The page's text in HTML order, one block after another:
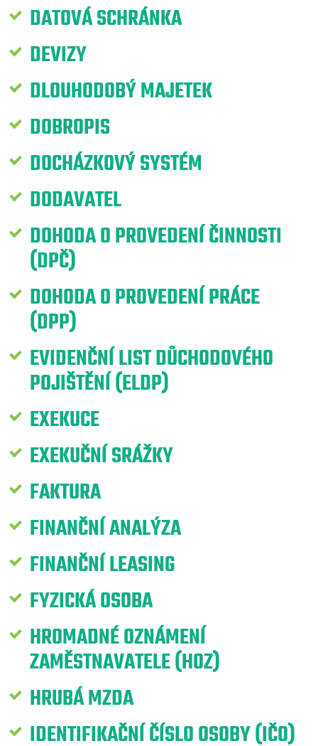
DATOVÁ SCHRÁNKA
DEVIZY
DLOUHODOBÝ MAJETEK
DOBROPIS
DOCHÁZKOVÝ SYSTÉM
DODAVATEL
DOHODA O PROVEDENÍ ČINNOSTI
(DPČ)
DOHODA O PROVEDENÍ PRÁCE
(DPP)
EVIDENČNÍ LIST DŮCHODOVÉHO
POJIŠTĚNÍ (ELDP)
EXEKUCE
EXEKUČNÍ SRÁŽKY
FAKTURA
FINANČNÍ ANALÝZA
FINANČNÍ LEASING
FYZICKÁ OSOBA
HROMADNÉ OZNÁMENÍ
ZAMĚSTNAVATELE (HOZ)
HRUBÁ MZDA
IDENTIFIKAČNÍ ČÍSLO OSOBY (IČO)